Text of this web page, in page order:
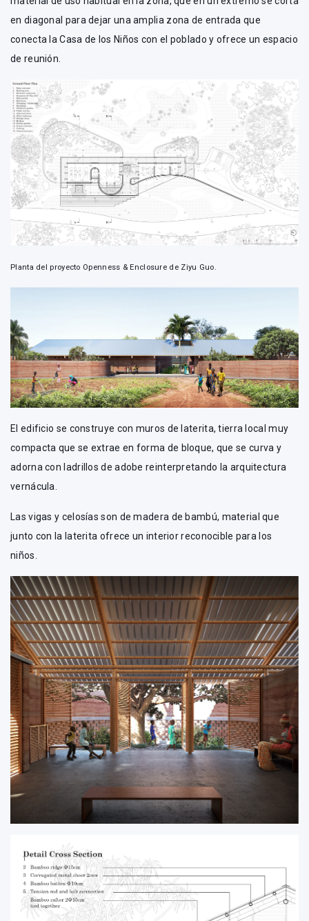
en diagonal para dejar una amplia zona de entrada que
conecta la Casa de los Niños con el poblado y ofrece un espacio
de reunión.
Planta del proyecto Openness & Enclosure de Ziyu Guo.
El edificio se construye con muros de laterita, tierra local muy
compacta que se extrae en forma de bloque, que se curva y
adorna con ladrillos de adobe reinterpretando la arquitectura
vernácula.
Las vigas y celosías son de madera de bambú, material que
junto con la laterita ofrece un interior reconocible para los
niños.